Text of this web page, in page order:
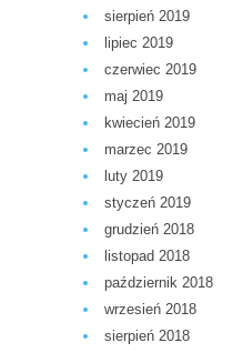
sierpień 2019
lipiec 2019
czerwiec 2019
maj 2019
kwiecień 2019
marzec 2019
luty 2019
styczeń 2019
grudzień 2018
listopad 2018
październik 2018
wrzesień 2018
sierpień 2018